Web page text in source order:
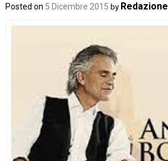
Posted on 5 Dicembre 2015 by Redazione